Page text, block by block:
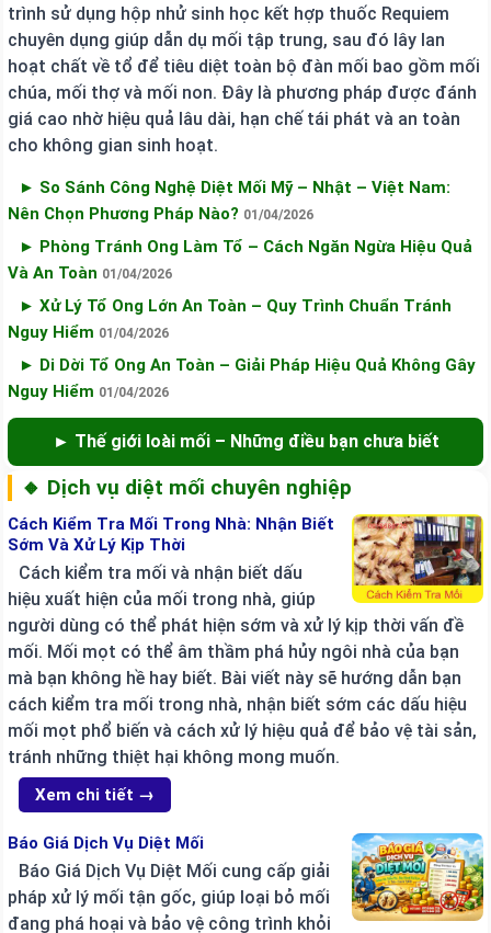
trình sử dụng hộp nhử sinh học kết hợp thuốc Requiem
chuyên dụng giúp dẫn dụ mối tập trung, sau đó lây lan
hoạt chất về tổ để tiêu diệt toàn bộ đàn mối bao gồm mối
chúa, mối thợ và mối non. Đây là phương pháp được đánh
giá cao nhờ hiệu quả lâu dài, hạn chế tái phát và an toàn
cho không gian sinh hoạt.
► So Sánh Công Nghệ Diệt Mối Mỹ – Nhật – Việt Nam:
Nên Chọn Phương Pháp Nào? 01/04/2026
► Phòng Tránh Ong Làm Tổ – Cách Ngăn Ngừa Hiệu Quả
Và An Toàn 01/04/2026
► Xử Lý Tổ Ong Lớn An Toàn – Quy Trình Chuẩn Tránh
Nguy Hiểm 01/04/2026
► Di Dời Tổ Ong An Toàn – Giải Pháp Hiệu Quả Không Gây
Nguy Hiểm 01/04/2026
► Thế giới loài mối – Những điều bạn chưa biết
🔸 Dịch vụ diệt mối chuyên nghiệp
Cách Kiểm Tra Mối Trong Nhà: Nhận Biết
Sớm Và Xử Lý Kịp Thời
Cách kiểm tra mối và nhận biết dấu
hiệu xuất hiện của mối trong nhà, giúp
người dùng có thể phát hiện sớm và xử lý kịp thời vấn đề
mối. Mối mọt có thể âm thầm phá hủy ngôi nhà của bạn
mà bạn không hề hay biết. Bài viết này sẽ hướng dẫn bạn
cách kiểm tra mối trong nhà, nhận biết sớm các dấu hiệu
mối mọt phổ biến và cách xử lý hiệu quả để bảo vệ tài sản,
tránh những thiệt hại không mong muốn.
Xem chi tiết →
Báo Giá Dịch Vụ Diệt Mối
Báo Giá Dịch Vụ Diệt Mối cung cấp giải
pháp xử lý mối tận gốc, giúp loại bỏ mối
đang phá hoại và bảo vệ công trình khỏi